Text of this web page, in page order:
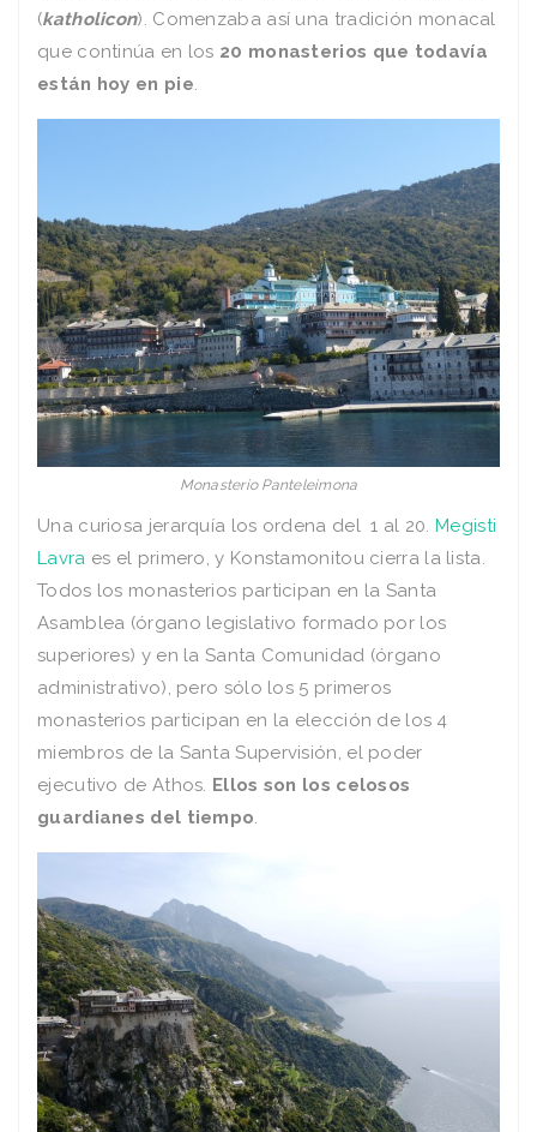
(katholicon). Comenzaba así una tradición monacal
que continúa en los 20 monasterios que todavía
están hoy en pie.
Monasterio Panteleimona
Una curiosa jerarquía los ordena del 1 al 20.Megisti
Lavra es el primero, y Konstamonitou cierra la lista.
Todos los monasterios participan en la Santa
Asamblea (órgano legislativo formado por los
superiores) y en la Santa Comunidad (órgano
administrativo), pero sólo los 5 primeros
monasterios participan en la elección de los 4
miembros de la Santa Supervisión, el poder
ejecutivo de Athos. Ellos son los celosos
guardianes del tiempo.